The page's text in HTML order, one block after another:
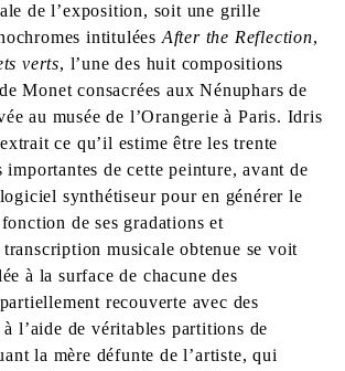
de l’exposition, soit une grille
intitulées After the Reflection,
verts, l’une des huit compositions
Monet consacrées aux Nénuphars de
au musée de l’Orangerie à Paris. Idris
ce qu’il estime être les trente
importantes de cette peinture, avant de
synthétiseur pour en générer le
de ses gradations et
musicale obtenue se voit
à la surface de chacune des
recouverte avec des
l’aide de véritables partitions de
la mère défunte de l’artiste, qui